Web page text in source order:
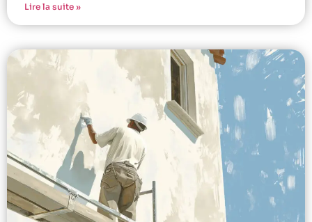
Lire la suite »